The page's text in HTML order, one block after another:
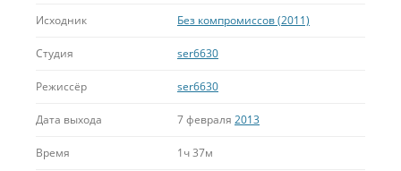
Исходник Без компромиссов (2011)
Студия ser6630
Режиссёр ser6630
Дата выхода 7 февраля 2013
Время 1ч 37м